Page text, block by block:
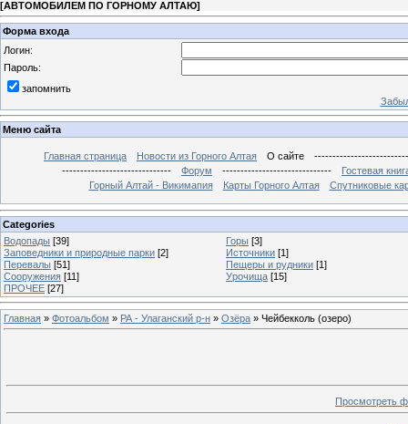
[АВТОМОБИЛЕМ ПО ГОРНОМУ АЛТАЮ]
Форма входа
Логин:
Пароль:
запомнить
Меню сайта
Главная страница Новости из Горного Алтая О сайте
------------------------------
Форум ------------------------------
Гостевая
Горный Алтай - Викимапия
Карты Горного Алтая Спутниковые
Categories
Водопады [39] Горы [3]
Заповедники и природные парки [2] Источники [1]
Перевалы [51] Пещеры и рудники [1]
Сооружения [11] Урочища [15]
ПРОЧЕЕ [27]
Главная » Фотоальбом » РА - Улаганский р-н » Озёра » Чейбекколь (озеро)
Просмотреть